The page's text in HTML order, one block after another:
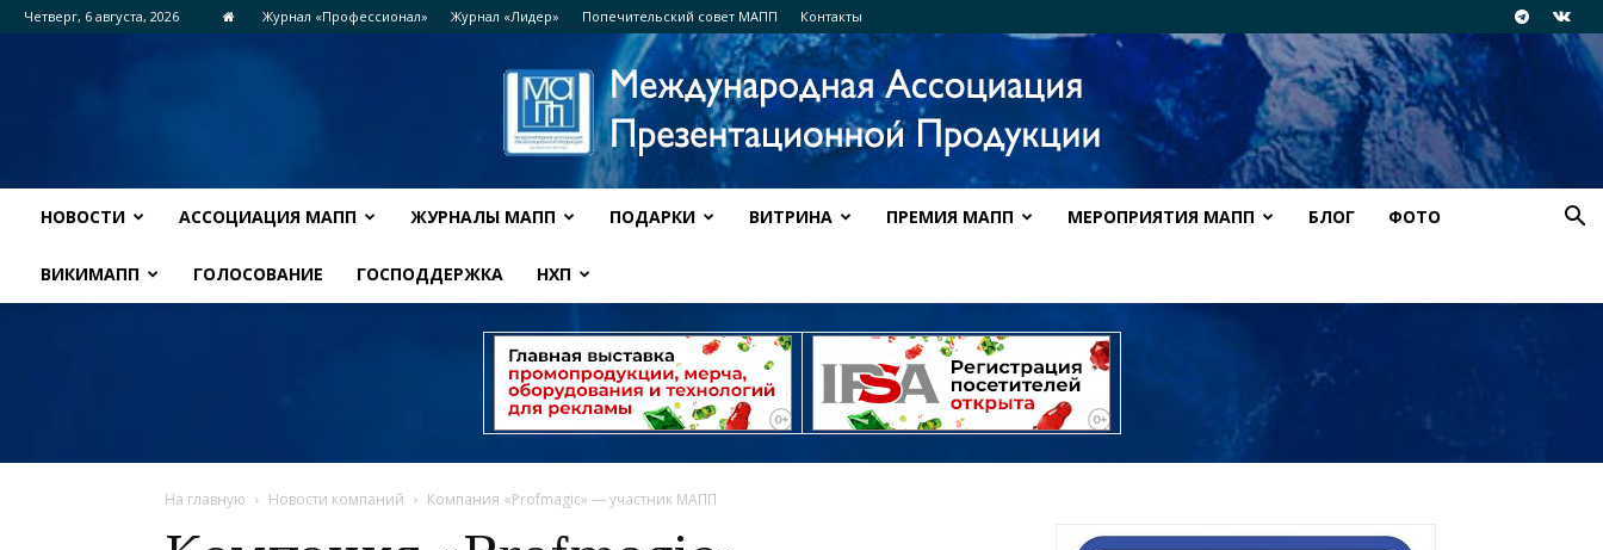
Четверг, 6 августа, 2026 Журнал «Профессионал» Журнал «Лидер» Попечительский совет МАПП Контакты
НОВОСТИ АССОЦИАЦИЯ МАПП ЖУРНАЛЫ МАПП ПОДАРКИ ВИТРИНА ПРЕМИЯ МАПП МЕРОПРИЯТИЯ МАПП БЛОГ ФОТО
ВИКИМАПП ГОЛОСОВАНИЕ ГОСПОДДЕРЖКА НХП
На главную Новости компаний Компания «Profmagic» ― участник МАПП